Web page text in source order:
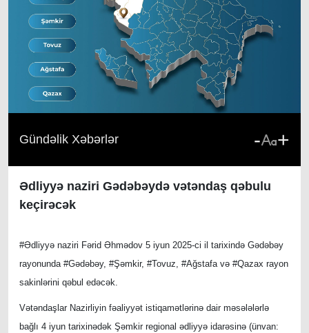
Gündəlik Xəbərlər - +
Ədliyyə naziri Gədəbəydə vətəndaş qəbulu
keçirəcək
#Ədliyyə naziri Fərid Əhmədov 5 iyun 2025-ci il tarixində Gədəbəy
rayonunda #Gədəbəy, #Şəmkir, #Tovuz, #Ağstafa və #Qazax rayon
sakinlərini qəbul edəcək.
Vətəndaşlar Nazirliyin fəaliyyət istiqamətlərinə dair məsələlərlə
bağlı 4 iyun tarixinədək Şəmkir regional ədliyyə idarəsinə (ünvan: